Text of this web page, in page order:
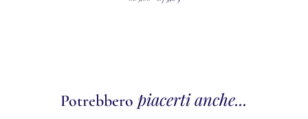
Potrebbero piacerti anche...